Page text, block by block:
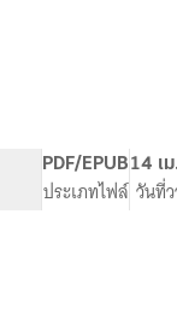
PDF/EPUB
ประเภทไฟล์
14 เ
วันที่